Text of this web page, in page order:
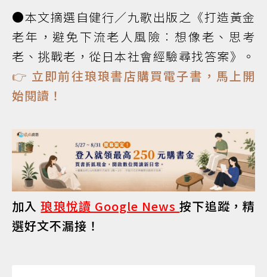
●本文摘選自健行／九歌出版之《打造黃金
老年，避免下流老人風險︰想像老、思考
老、挑戰老，從日本社會經驗尋找答案》。
👉 立即前往琅琅書店購買電子書，馬上開
始閱讀！
加入琅琅悅讀 Google News按下追蹤，精
選好文不漏接！